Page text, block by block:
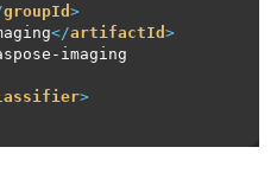
groupId >
</artifactId >
imaging
>